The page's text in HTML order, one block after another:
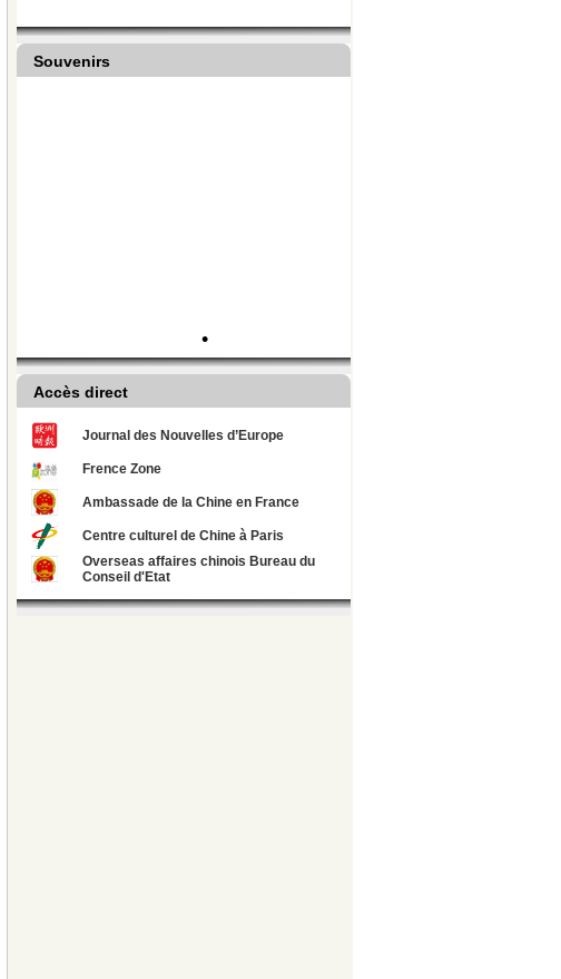
Souvenirs
•
Accès direct
Journal des Nouvelles d’Europe
Frence Zone
Ambassade de la Chine en France
Centre culturel de Chine à Paris
Overseas affaires chinois Bureau du
Conseil d'Etat